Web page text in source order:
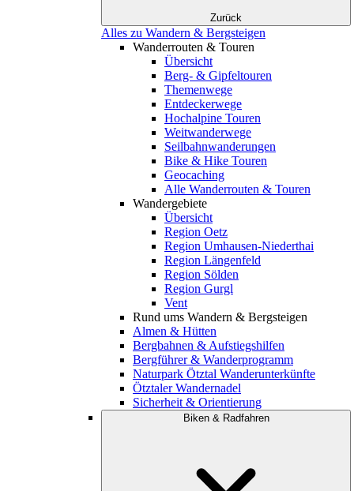
Zurück
Alles zu Wandern & Bergsteigen
Wanderrouten & Touren
Übersicht
Berg- & Gipfeltouren
Themenwege
Entdeckerwege
Hochalpine Touren
Weitwanderwege
Seilbahnwanderungen
Bike & Hike Touren
Geocaching
Alle Wanderrouten & Touren
Wandergebiete
Übersicht
Region Oetz
Region Umhausen-Niederthai
Region Längenfeld
Region Sölden
Region Gurgl
Vent
Rund ums Wandern & Bergsteigen
Almen & Hütten
Bergbahnen & Aufstiegshilfen
Bergführer & Wanderprogramm
Naturpark Ötztal Wanderunterkünfte
Ötztaler Wandernadel
Sicherheit & Orientierung
Biken & Radfahren